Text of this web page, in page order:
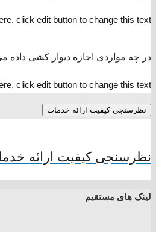
click edit button to change this text.
در چه مواردی اجازه دیوار کشی داده
click edit button to change this text.
نظرسنجی کیفیت ارائه خدمات
نظرسنجی کیفیت ارائه
لینک های مستقیم